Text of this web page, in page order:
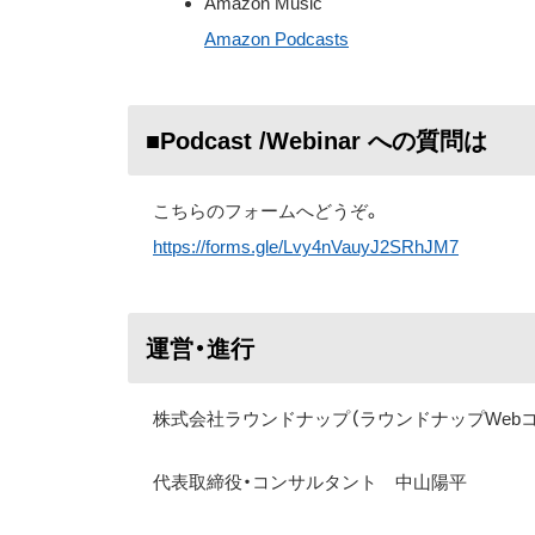
Amazon Podcasts
■Podcast /Webinar への質問は
こちらのフォームへどうぞ。
https://forms.gle/Lvy4nVauyJ2SRhJM7
運営・進行
株式会社ラウンドナップ（ラウンドナップWeb
代表取締役・コンサルタント 中山陽平